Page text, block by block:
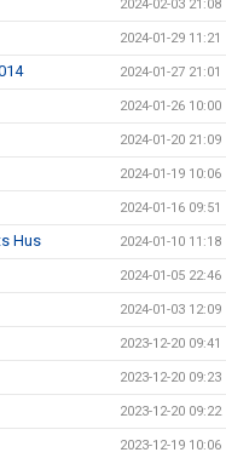
2024-02-03 21:08
2024-01-29 11:21
2024-01-27 21:01
2024-01-26 10:00
2024-01-20 21:09
2024-01-19 10:06
2024-01-16 09:51
Hus 2024-01-10 11:18
2024-01-05 22:46
2024-01-03 12:09
2023-12-20 09:41
2023-12-20 09:23
2023-12-20 09:22
2023-12-19 10:06